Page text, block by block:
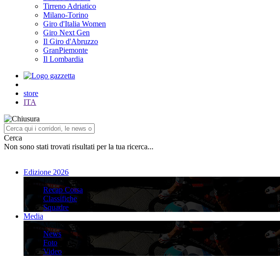
Tirreno Adriatico
Milano-Torino
Giro d'Italia Women
Giro Next Gen
Il Giro d'Abruzzo
GranPiemonte
Il Lombardia
store
ITA
Cerca
Non sono stati trovati risultati per la tua ricerca...
Edizione 2026
Edizione 2026
Recap Corsa
Classifiche
Squadre
Media
Media
News
Foto
Video